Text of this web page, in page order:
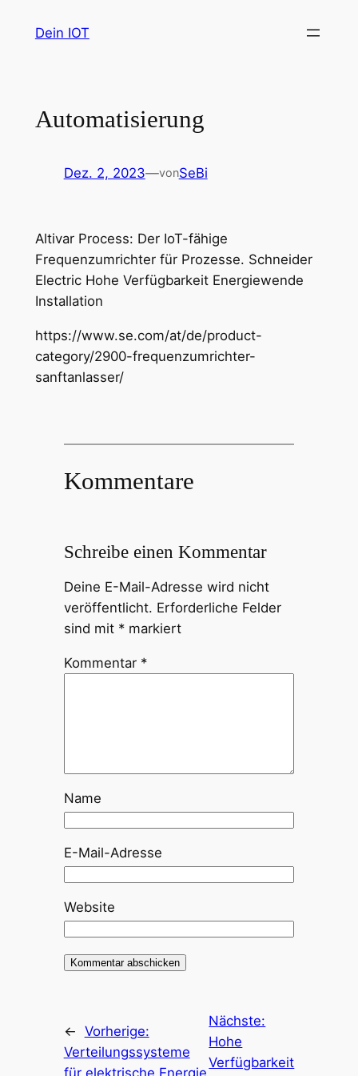
InhaltDein IOT
Automatisierung
Dez. 2, 2023—vonSeBi
Altivar Process: Der IoT-fähige
Frequenzumrichter für Prozesse. Schneider
Electric Hohe Verfügbarkeit Energiewende
Installation
https://www.se.com/at/de/product-
category/2900-frequenzumrichter-
sanftanlasser/
Kommentare
Schreibe einen Kommentar
Deine E-Mail-Adresse wird nicht
veröffentlicht. Erforderliche Felder
sind mit *markiert
Kommentar *
Name
E-Mail-Adresse
Website
← Vorherige:
Verteilungssysteme
für elektrische Energie
Nächste:
Hohe
Verfügbarkeit